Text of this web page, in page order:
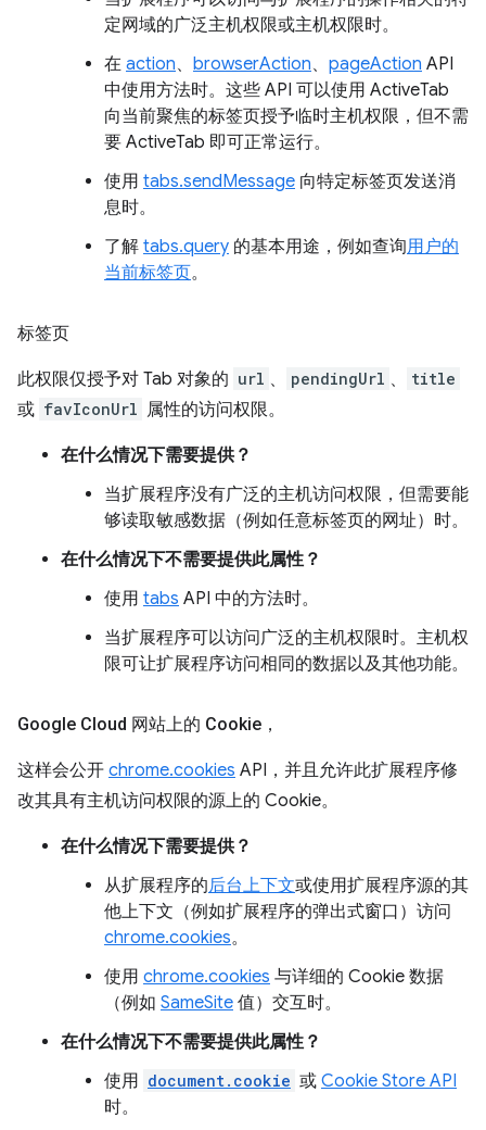
定网域的广泛主机权限或主机权限时。
在 action、 browserAction、 pageAction API
中使用方法时。这些 API 可以使用 ActiveTab
向当前聚焦的标签页授予临时主机权限，但不需
要 ActiveTab 即可正常运行。
使用 tabs.sendMessage 向特定标签页发送消
息时。
了解 tabs.query 的基本用途，例如查询用户的
当前标签页。
标签页
此权限仅授予对 Tab 对象的 url 、 pendingUrl 、 title
或 favIconUrl 属性的访问权限。
在什么情况下需要提供？
当扩展程序没有广泛的主机访问权限，但需要能
够读取敏感数据（例如任意标签页的网址）时。
在什么情况下不需要提供此属性？
使用 tabs API 中的方法时。
当扩展程序可以访问广泛的主机权限时。主机权
限可让扩展程序访问相同的数据以及其他功能。
Google Cloud 网站上的 Cookie，
这样会公开 chrome.cookies API，并且允许此扩展程序修
改其具有主机访问权限的源上的 Cookie。
在什么情况下需要提供？
从扩展程序的后台上下文或使用扩展程序源的其
他上下文（例如扩展程序的弹出式窗口）访问
chrome.cookies。
使用 chrome.cookies 与详细的 Cookie 数据
（例如 SameSite 值）交互时。
在什么情况下不需要提供此属性？
使用 document.cookie 或 Cookie Store API
时。